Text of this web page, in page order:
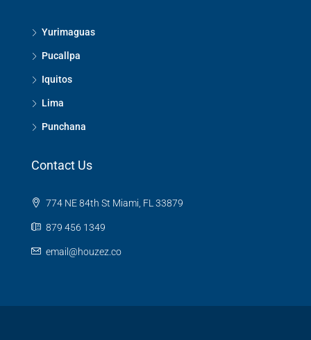
Yurimaguas
Pucallpa
Iquitos
Lima
Punchana
Contact Us
774 NE 84th St Miami, FL 33879
879 456 1349
email@houzez.co